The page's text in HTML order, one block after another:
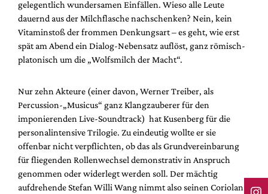
gelegentlich wundersamen Einfällen. Wieso alle Leute
dauernd aus der Milchflasche nachschenken? Nein, kein
Vitaminstoß der frommen Denkungsart – es geht, wie erst
spät am Abend ein Dialog-Nebensatz auflöst, ganz römisch-
platonisch um die „Wolfsmilch der Macht“.
Nur zehn Akteure (einer davon, Werner Treiber, als
Percussion-„Musicus“ ganz Klangzauberer für den
imponierenden Live-Soundtrack) hat Kusenberg für die
personalintensive Trilogie. Zu eindeutig wollte er sie
offenbar nicht verpflichten, ob das als Grundvereinbarung
für fliegenden Rollenwechsel demonstrativ in Anspruch
genommen oder widerlegt werden soll. Der mächtig
aufdrehende Stefan Willi Wang nimmt also seinen Coriolan